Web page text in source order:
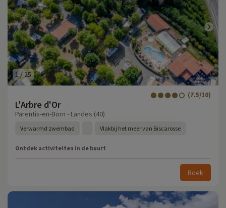
1/ 25
L'Arbre d'Or
(7.5/10)
Parentis-en-Born - Landes (40)
Verwarmd zwembad Vlakbij het meer van Biscarosse
Ontdek activiteiten in de buurt
Boek